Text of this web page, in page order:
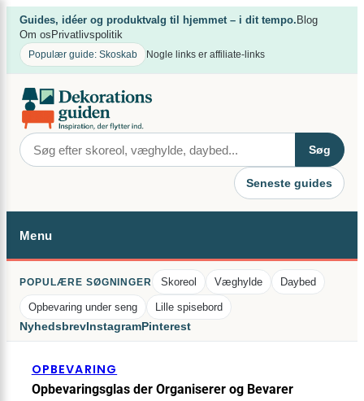
Spring
indhold
Guides, idéer og produktvalg til hjemmet – i dit tempo. Blog
Om os Privatlivspolitik
Populær guide: Skoskab Nogle links er affiliate-links
Søg
Seneste guides
Menu
POPULÆRE SØGNINGER Skoreol Væghylde Daybed
Opbevaring under seng Lille spisebord
NyhedsbrevInstagramPinterest
OPBEVARING
Opbevaringsglas der Organiserer og Bevarer